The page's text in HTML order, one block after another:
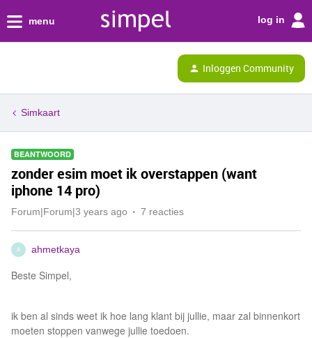
menu log in
Inloggen Community
Simkaart
BEANTWOORD
zonder esim moet ik overstappen (want
iphone 14 pro)
Forum|Forum|3 years ago 7 reacties
A ahmetkaya
Beste Simpel,
ik ben al sinds weet ik hoe lang klant bij jullie, maar zal binnenkort
moeten stoppen vanwege jullie toedoen.